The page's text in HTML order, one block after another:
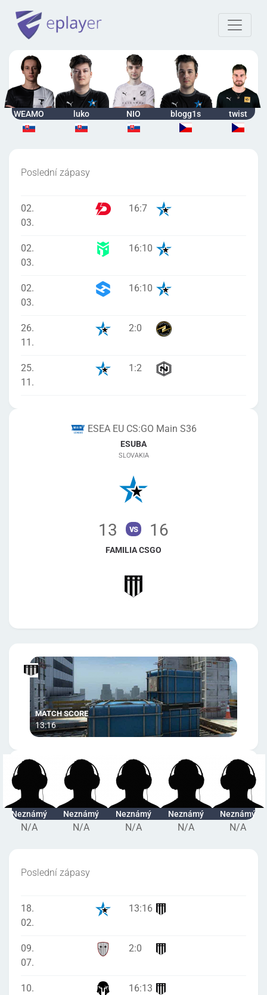
WEAMO luko NIO blogg1s twist
Poslední zápasy
02.
03.
16:7
02.
03.
16:10
02.
03.
16:10
26.
11.
2:0
25.
11.
1 :2
ESEA EU CS:GO Main S36
ESUBA
SLOVAKIA
13 vs 16
FAMILIA CSGO
13:16
Neznámý
N/A
Neznámý
N/A
Neznámý
N/A
Neznámý
N/A
Neznámý
N/A
Poslední zápasy
18.
02.
13:16
09.
07.
2:0
10.
16:13